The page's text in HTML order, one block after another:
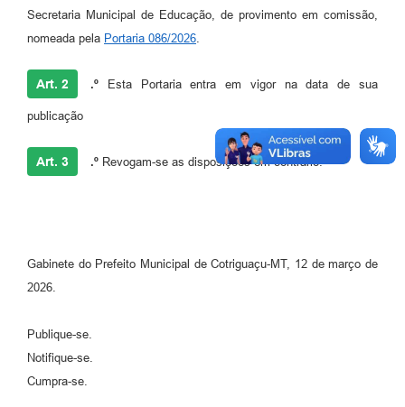
Secretaria Municipal de Educação, de provimento em comissão,
nomeada pela Portaria 086/2026.
Art. 2 .º Esta Portaria entra em vigor na data de sua
publicação
Art. 3 .º Revogam-se as disposições em contrário.
Gabinete do Prefeito Municipal de Cotriguaçu-MT, 12 de março de
2026.
Publique-se.
Notifique-se.
Cumpra-se.